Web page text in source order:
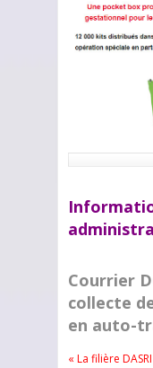
Courrier
collecte
en auto-
« La filière